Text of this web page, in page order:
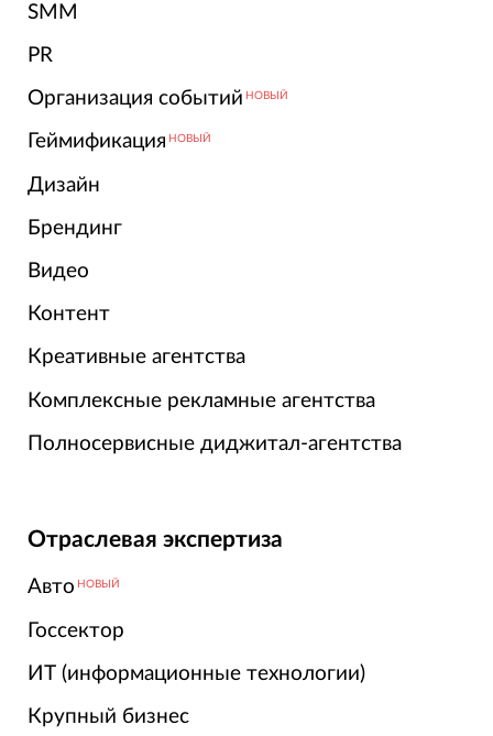
SMM
PR
Организация событий НОВЫЙ
Геймификация НОВЫЙ
Дизайн
Брендинг
Видео
Контент
Креативные агентства
Комплексные рекламные агентства
Полносервисные диджитал-агентства
Отраслевая экспертиза
Авто НОВЫЙ
Госсектор
ИТ (информационные технологии)
Крупный бизнес